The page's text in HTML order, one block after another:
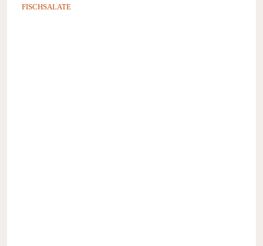
FISCHSALATE